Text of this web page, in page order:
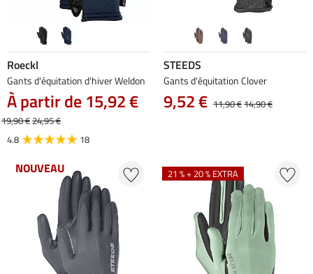
Roeckl
Gants d'équitation d'hiver Weldon
À partir de 15,92 €
19,90 €24,95 €
4.8
18
STEEDS
Gants d'équitation Clover
9,52 € 11,90 €14,90 €
NOUVEAU 21 % + 20 % EXTRA